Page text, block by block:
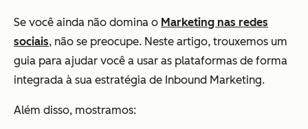
Se você ainda não domina o Marketing nas redes
sociais, não se preocupe. Neste artigo, trouxemos um
guia para ajudar você a usar as plataformas de forma
integrada à sua estratégia de Inbound Marketing.
Além disso, mostramos: